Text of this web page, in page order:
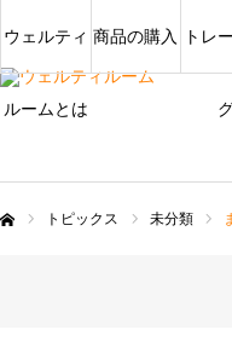
ウェルティ
ルームとは
商品の購入 トレ
トピックス 未分類